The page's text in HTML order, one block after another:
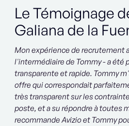
Le Témoignage
Galiana de la
Mon expérience de recrutement
l'intermédiaire de Tommy - a été
transparente et rapide. Tommy
offre qui correspondait
très transparent sur les
poste, et a su répondre à toutes
recommande Avizio et Tommy